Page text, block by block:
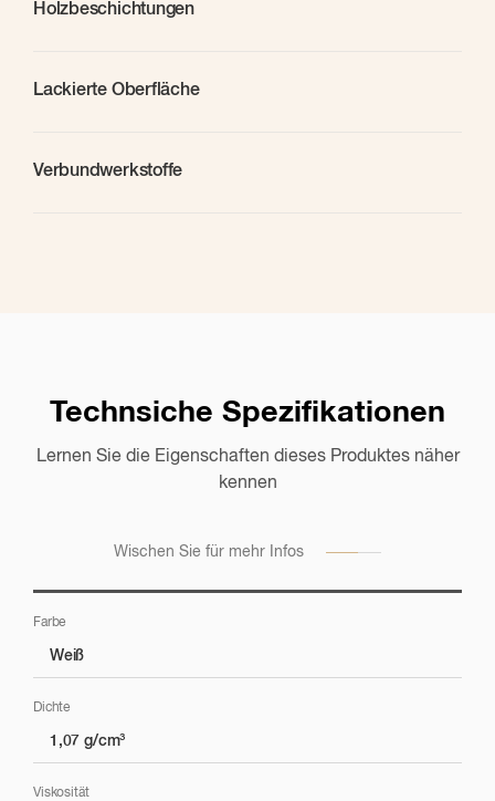
Holzbeschichtungen
Lackierte Oberfläche
Verbundwerkstoffe
Anwendungsbeispiele
Polieren
Verwendung mit AUTOGLOSS MOP WEISS
Technsiche Spezifikationen
Lernen Sie die Eigenschaften dieses Produktes näher
kennen
Wischen Sie für mehr Infos
Farbe
Weiß
Dichte
1,07 g/cm³
Viskosität